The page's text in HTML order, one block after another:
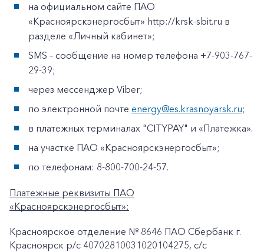
на официальном сайте ПАО
«Красноярскэнергосбыт» http://krsk-sbit.ru в
разделе «Личный кабинет»;
SMS – сообщение на номер телефона +7-903-767-
29-39;
через мессенджер Viber;
по электронной почте energy@es.krasnoyarsk.ru;
в платежных терминалах "CITYPAY" и «Платежка».
на участке ПАО «Красноярскэнергосбыт»;
по телефонам: 8-800-700-24-57.
Платежные реквизиты ПАО
«Красноярскэнергосбыт»:
Красноярское отделение № 8646 ПАО Сбербанк г.
Красноярск p/c 40702810031020104275, с/с